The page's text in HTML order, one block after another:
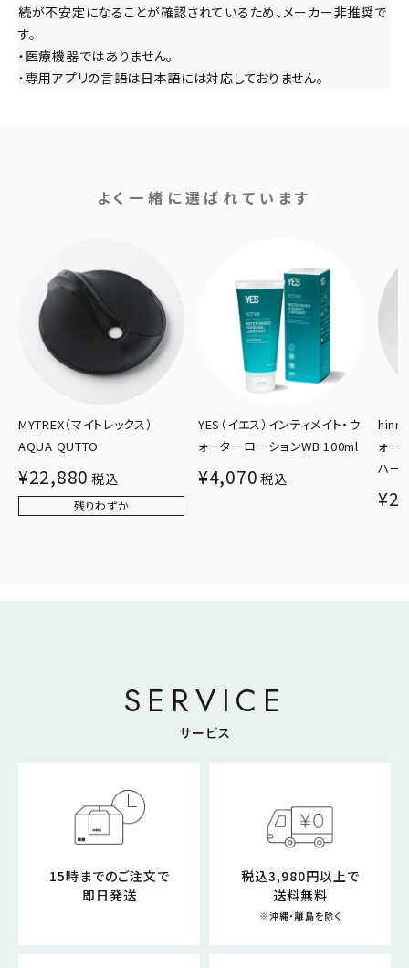
続が不安定になることが確認されているため、メーカー非推奨で
す。
・医療機器ではありません。
・専用アプリの言語は日本語には対応しておりません。
よく一緒に選ばれています
YES（イエス）インティメイト・ウ
ォーターローションWB 100ml
¥4,070 税込
hinna（ヒンナ）インティメイトフ
ォーム 200ml（無香料/甘夏×
ハーブ）
¥
SERVICE
サービス
15時までのご注文で
即日発送
税込3,980円以上で
送料無料
※沖縄・離島を除く